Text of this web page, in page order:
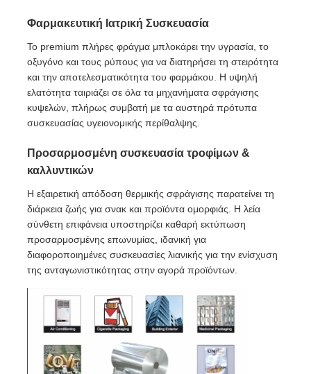
Φαρμακευτική Ιατρική Συσκευασία
Το premium πλήρες φράγμα μπλοκάρει την υγρασία, το
οξυγόνο και τους ρύπους για να διατηρήσει τη στειρότητα
και την αποτελεσματικότητα του φαρμάκου. Η υψηλή
ελατότητα ταιριάζει σε όλα τα μηχανήματα σφράγισης
κυψελών, πλήρως συμβατή με τα αυστηρά πρότυπα
συσκευασίας υγειονομικής περίθαλψης.
Προσαρμοσμένη συσκευασία τροφίμων &
καλλυντικών
Η εξαιρετική απόδοση θερμικής σφράγισης παρατείνει τη
διάρκεια ζωής για σνακ και προϊόντα ομορφιάς. Η λεία
σύνθετη επιφάνεια υποστηρίζει καθαρή εκτύπωση
προσαρμοσμένης επωνυμίας, ιδανική για
διαφοροποιημένες συσκευασίες λιανικής για την ενίσχυση
της ανταγωνιστικότητας στην αγορά προϊόντων.